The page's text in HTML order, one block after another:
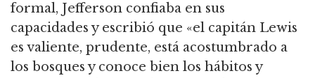
formal, Jefferson confiaba en sus
capacidades y escribió que «el capitán Lewis
es valiente, prudente, está acostumbrado a
los bosques y conoce bien los hábitos y